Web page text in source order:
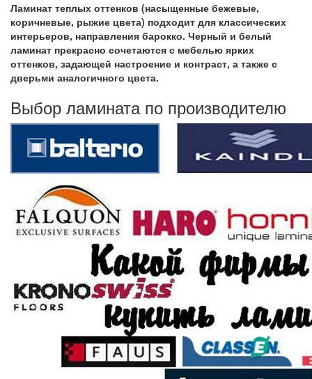
Ламинат теплых оттенков (насыщенные бежевые,
коричневые, рыжие цвета) подходит для классических
интерьеров, направления барокко. Черный и белый
ламинат прекрасно сочетаются с мебелью ярких
оттенков, задающей настроение и контраст, а также с
дверьми аналогичного цвета.
Выбор ламината по производителю